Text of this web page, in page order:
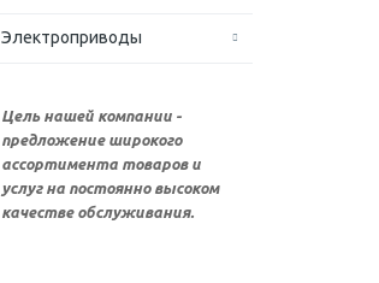
Электроприводы
Цель нашей компании -
предложение широкого
ассортимента товаров и
услуг на постоянно высоком
качестве обслуживания.